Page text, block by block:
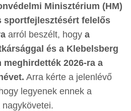
Minisztérium (HM)
sportfejlesztésért felelős
arról beszélt, hogy a
és a Klebelsberg
2026-ra a
Arra kérte a jelenlévő
legyenek ennek a